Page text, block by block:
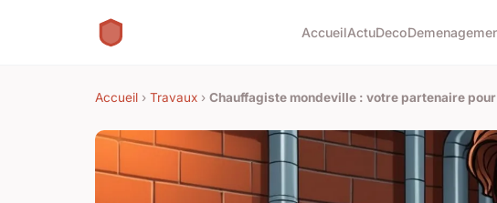
AccueilActuDeco
Accueil › Travaux › Chauffagiste mondeville : votre partenaire